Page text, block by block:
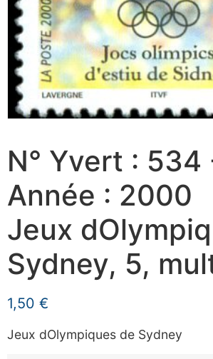
N° Yvert : 534
Année : 2000
Jeux
Sydney, 5,
1,50 €
Jeux dOlympiques de Sydney